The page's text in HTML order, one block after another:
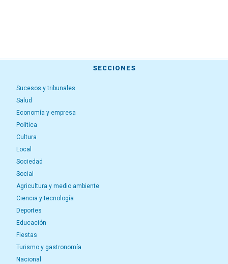
SECCIONES
Sucesos y tribunales
Salud
Economía y empresa
Política
Cultura
Local
Sociedad
Social
Agricultura y medio ambiente
Ciencia y tecnología
Deportes
Educación
Fiestas
Turismo y gastronomía
Nacional